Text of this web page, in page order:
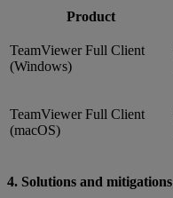
Product
TeamViewer Full Client
(Windows)
TeamViewer Full Client
(macOS)
4. Solutions and mitigations